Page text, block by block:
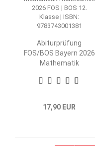
Abiturprüfung
FOS/BOS Bayern 2026
Mathematik
Klasse
17,90 EUR